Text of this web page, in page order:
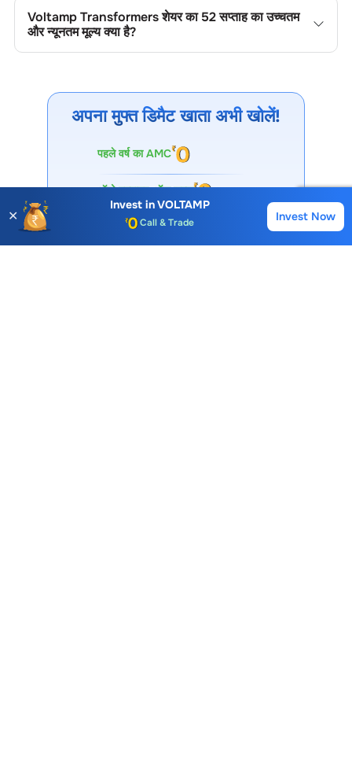
आकार की श्रेणी और ट्रेडिंग लिक्विडिटी को दर्शाता है।
Voltamp Transformersशेयर का 52 सप्ताह का उच्चतम
और न्यूनतम मूल्य क्या है?
अस्थिरता, संभावित सपोर्ट/रेजिस्टेंस और मूल्य गति को दर्शाते हैं।
अपना मुफ्त डिमैट खाता अभी खोलें!
पहले वर्ष का AMC
ऑटो स्क्वायर-ऑफ शुल्क
कॉल और ट्रेड शुल्क
✕
Invest inVOLTAMP
Account Opening Fee
AMC for 1st Year
Auto Square Off Charges
Call & Trade
Invest Now